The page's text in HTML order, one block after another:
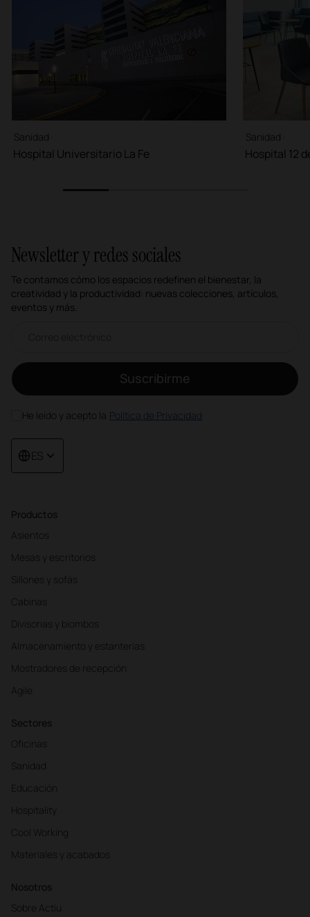
Sanidad ·
Hospital Universitario La Fe
Sanidad ·
Hospital 12
Productos
Asientos
Mesas y escritorios
Sillones y sofás
Cabinas
Divisorias y biombos
Almacenamiento y estanterías
Mostradores de recepción
Agile
Sectores
Oficinas
Sanidad
Educación
Hospitality
Cool Working
Materiales y acabados
Nosotros
Sobre Actiu
Newsletter y redes sociales
Te contamos cómo los espacios redefinen el bienestar, la
creatividad y la productividad: nuevas colecciones, artículos,
eventos y más.
Suscribirme
He leído y acepto la Política de Privacidad
ES